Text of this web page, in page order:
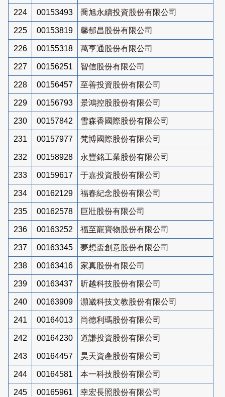
224 00153493 喬旭永續投資股份有限公司
225 00153819 馨郁昌股份有限公司
226 00155318 萬亨通股份有限公司
227 00156251 智信股份有限公司
228 00156457 至善投資股份有限公司
229 00156793 景鴻控股股份有限公司
230 00157842 雪森香國際股份有限公司
231 00157977 梵博國際股份有限公司
232 00158928 永豐銘工業股份有限公司
233 00159617 于嘉投資股份有限公司
234 00162129 福春紀念股份有限公司
235 00162578 巨壯股份有限公司
236 00163252 福至寵寶物股份有限公司
237 00163345 夢想盃創意股份有限公司
238 00163416 家真股份有限公司
239 00163437 昕越科技股份有限公司
240 00163909 灝崴科技文教股份有限公司
241 00164013 尚德利瑪股份有限公司
242 00164230 道謙投資股份有限公司
243 00164457 昊天資產股份有限公司
244 00164581 本一科技股份有限公司
245 00165961 幸宏長照股份有限公司